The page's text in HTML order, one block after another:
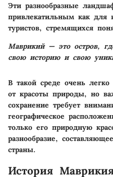
Эти разнообразные
привлекатильным как для
туристов, стремящихся
Маврикий — это остров,
свою историю и свою
В такой среде очень
от красоты природы, но
сохранение требует
географическое
только его природную
разнообразие,
страны.
История